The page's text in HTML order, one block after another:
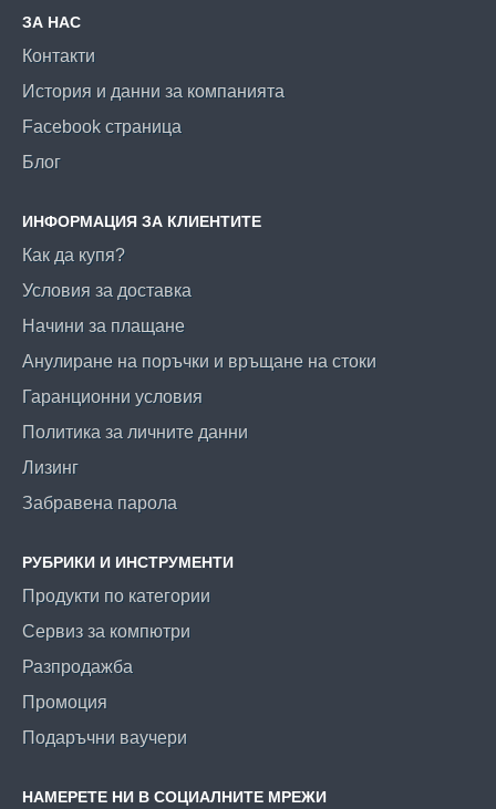
ЗА НАС
Контакти
История и данни за компанията
Facebook страница
Блог
ИНФОРМАЦИЯ ЗА КЛИЕНТИТЕ
Как да купя?
Условия за доставка
Начини за плащане
Анулиране на поръчки и връщане на стоки
Гаранционни условия
Политика за личните данни
Лизинг
Забравена парола
РУБРИКИ И ИНСТРУМЕНТИ
Продукти по категории
Сервиз за компютри
Разпродажба
Промоция
Подаръчни ваучери
НАМЕРЕТЕ НИ В СОЦИАЛНИТЕ МРЕЖИ